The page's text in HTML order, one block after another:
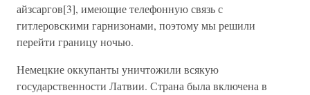
айзсаргов[3], имеющие телефонную связь с
гитлеровскими гарнизонами, поэтому мы решили
перейти границу ночью.
Немецкие оккупанты уничтожили всякую
государственности Латвии. Страна была включена в